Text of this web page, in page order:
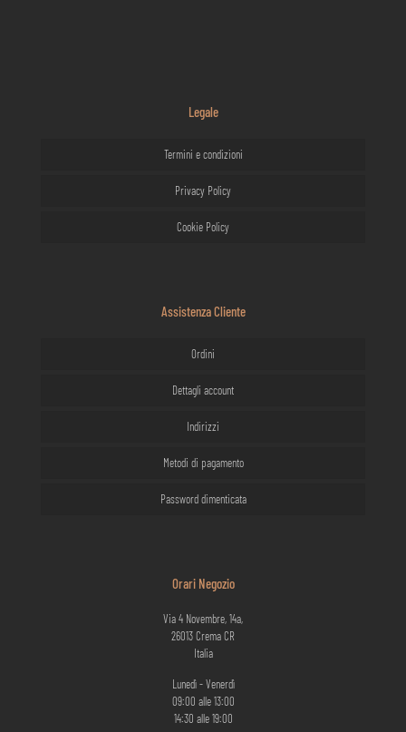
Legale
Termini e condizioni
Privacy Policy
Cookie Policy
Assistenza Cliente
Ordini
Dettagli account
Indirizzi
Metodi di pagamento
Password dimenticata
Orari Negozio
Via 4 Novembre, 14a,
26013 Crema CR
Italia
Lunedì - Venerdì
09:00 alle 13:00
14:30 alle 19:00